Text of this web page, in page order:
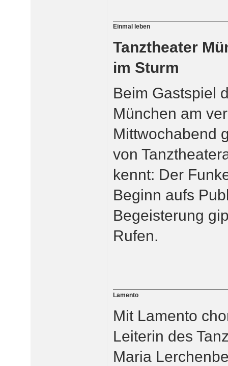
Einmal leben
Tanztheater
im Sturm
Beim Gastspiel
München am
Mittwochabend
von
kennt: Der
Beginn aufs
Begeisterung
Rufen.
Lamento
Mit Lamento
Leiterin des
Maria